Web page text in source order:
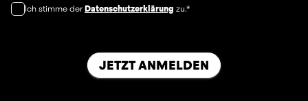
Ich stimme derDatenschutzerklärung zu.*
JETZT ANMELDEN